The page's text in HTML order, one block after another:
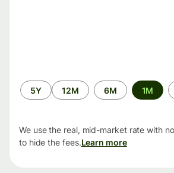
1M
6M
12M
5Y
We use the real, mid-market rate with
to hide the fees.Learn more